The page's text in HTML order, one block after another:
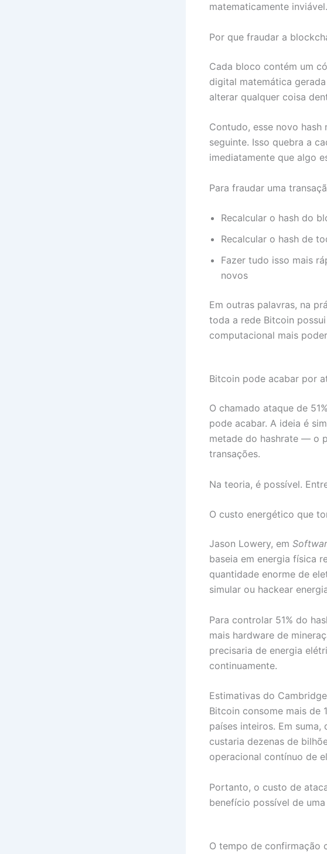
matematicamente inviável.
Por que fraudar a
Cada bloco contém um
digital matemática
alterar qualquer coisa
Contudo, esse novo
seguinte. Isso quebra a
imediatamente que algo
Para fraudar uma
Recalcular o hash do
Recalcular o hash de
Fazer tudo isso mais
novos
Em outras palavras, na
toda a rede Bitcoin
computacional mais
Bitcoin pode acabar por
O chamado ataque de
pode acabar. A ideia é
metade do hashrate — o
transações.
Na teoria, é possível.
O custo energético que
Jason Lowery, em Softwar
baseia em energia física
quantidade enorme de
simular ou hackear
Para controlar 51% do
mais hardware de
precisaria de energia
continuamente.
Estimativas do
Bitcoin consome mais
países inteiros. Em
custaria dezenas de
operacional contínuo de
Portanto, o custo de
benefício possível de
O tempo de confirmação